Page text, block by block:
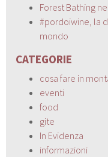
Forest Bathing
#pordoiwine, la
mondo
CATEGORIE
cosa fare in
eventi
food
gite
In Evidenza
informazioni